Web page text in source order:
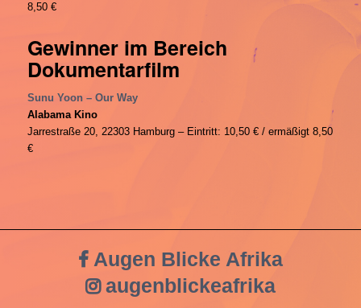
8,50 €
Gewinner im Bereich
Dokumentarfilm
Sunu Yoon – Our Way
Alabama Kino
Jarrestraße 20, 22303 Hamburg – Eintritt: 10,50 € / ermäßigt 8,50
€
Augen Blicke Afrika
augenblickeafrika